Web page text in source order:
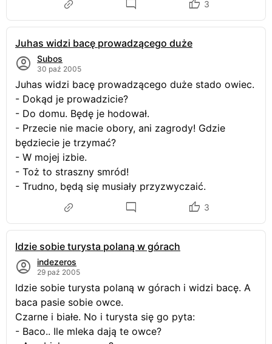
3
Juhas widzi bacę prowadzącego duże
Subos
30 paź 2005
Juhas widzi bacę prowadzącego duże stado owiec.
- Dokąd je prowadzicie?
- Do domu. Będę je hodował.
- Przecie nie macie obory, ani zagrody! Gdzie
będziecie je trzymać?
- W mojej izbie.
- Toż to straszny smród!
- Trudno, będą się musiały przyzwyczaić.
3
Idzie sobie turysta polaną w górach
indezeros
29 paź 2005
Idzie sobie turysta polaną w górach i widzi bacę. A
baca pasie sobie owce.
Czarne i białe. No i turysta się go pyta:
- Baco.. Ile mleka dają te owce?